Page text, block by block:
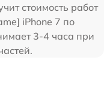
стоимость работ
iPhone 7 по
3-4 часа при